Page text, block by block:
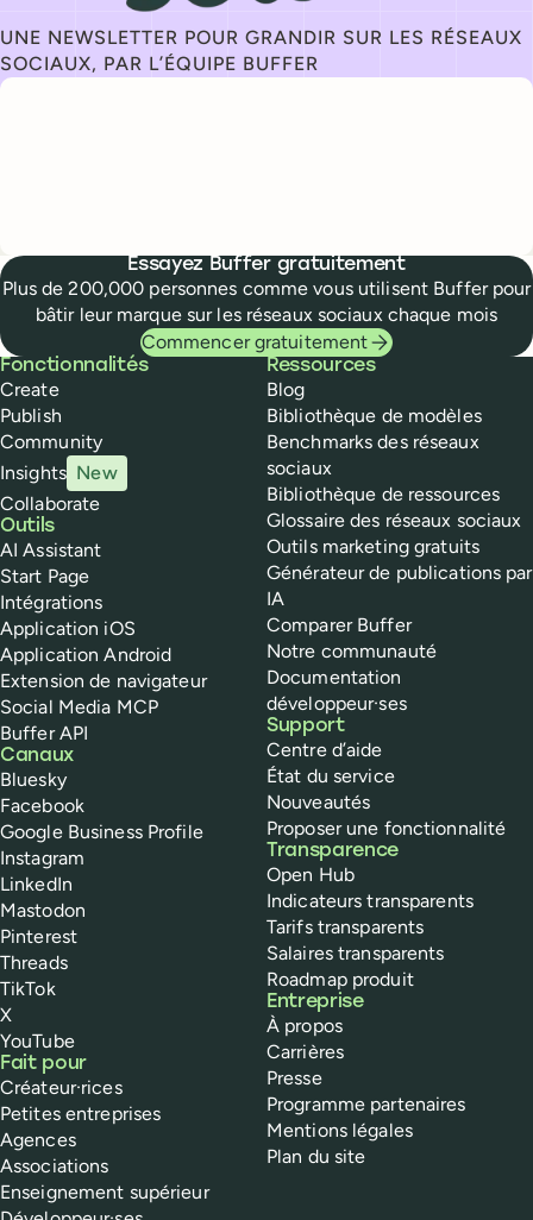
UNE NEWSLETTER POUR GRANDIR SUR LES RÉSEAUX
SOCIAUX, PAR L’ÉQUIPE BUFFER
Essayez Buffer gratuitement
Plus de 200,000 personnes comme vous utilisent Buffer pour
bâtir leur marque sur les réseaux sociaux chaque mois
Commencer gratuitement
Buffer
Fonctionnalités
Create
Publish
Community
Insights New
Collaborate
Outils
AI Assistant
Start Page
Intégrations
Application iOS
Application Android
Extension de navigateur
Social Media MCP
Buffer API
Canaux
Bluesky
Facebook
Google Business Profile
Instagram
LinkedIn
Mastodon
Pinterest
Threads
TikTok
X
YouTube
Fait pour
Créateur·rices
Petites entreprises
Agences
Associations
Enseignement supérieur
Ressources
Blog
Bibliothèque de modèles
Benchmarks des réseaux
sociaux
Bibliothèque de ressources
Glossaire des réseaux sociaux
Outils marketing gratuits
Générateur de publications par
IA
Comparer Buffer
Notre communauté
Documentation
développeur·ses
Support
Centre d’aide
État du service
Nouveautés
Proposer une fonctionnalité
Transparence
Open Hub
Indicateurs transparents
Tarifs transparents
Salaires transparents
Roadmap produit
Entreprise
À propos
Carrières
Presse
Programme partenaires
Mentions légales
Plan du site